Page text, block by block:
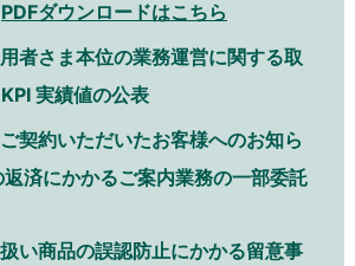
PDFダウンロードはこちら
者さま本位の業務運営に関する取
実績値の公表
契約いただいたお客様へのお知ら
済にかかるご案内業務の一部委託
い商品の誤認防止にかかる留意事